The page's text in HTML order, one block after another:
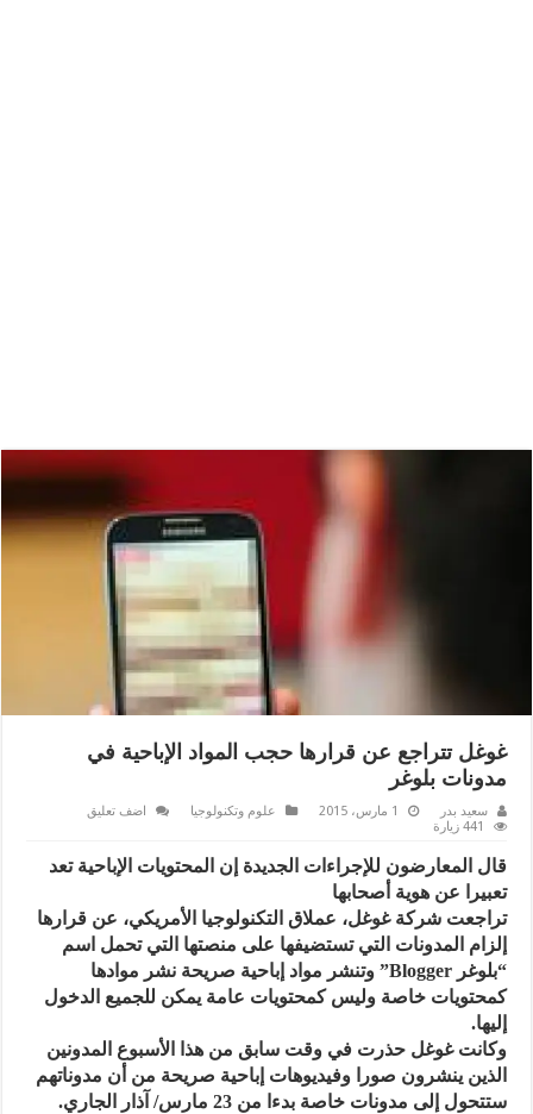
غوغل تتراجع عن قرارها حجب المواد الإباحية في
مدونات بلوغر
سعيد بدر 1 مارس، 2015 علوم وتكنولوجيا
اضف تعليق
441 زيارة
قال المعارضون للإجراءات الجديدة إن المحتويات الإباحية تعد
تعبيرا عن هوية أصحابها
تراجعت شركة غوغل، عملاق التكنولوجيا الأمريكي، عن قرارها
إلزام المدونات التي تستضيفها على منصتها التي تحمل اسم
“بلوغر Blogger” وتنشر مواد إباحية صريحة نشر موادها
كمحتويات خاصة وليس كمحتويات عامة يمكن للجميع الدخول
إليها.
وكانت غوغل حذرت في وقت سابق من هذا الأسبوع المدونين
الذين ينشرون صورا وفيديوهات إباحية صريحة من أن مدوناتهم
ستتحول إلى مدونات خاصة بدءا من 23 مارس/ آذار الجاري.